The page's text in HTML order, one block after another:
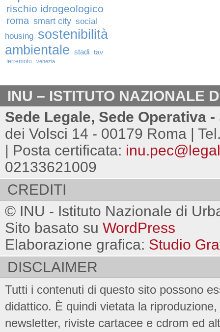
rischio idrogeologico
roma smart city social
housing sostenibilità
ambientale stadi tav
terremoto venezia
INU – ISTITUTO NAZIONALE
Sede Legale, Sede Operativa
dei Volsci 14 - 00179 Roma |
| Posta certificata:
02133621009
CREDITI
© INU - Istituto Nazionale di
Sito basato su WordPress
Elaborazione grafica: Studio
DISCLAIMER
Tutti i contenuti di questo sito possono
didattico. È quindi vietata la
newsletter, riviste cartacee e cdrom ed